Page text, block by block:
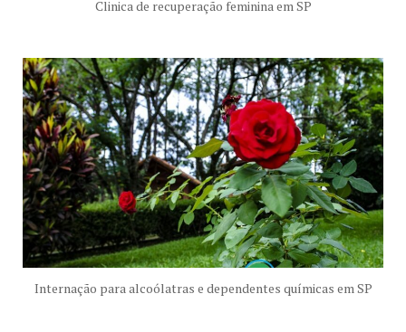
Clinica de recuperação feminina em SP
Internação para alcoólatras e dependentes químicas em SP